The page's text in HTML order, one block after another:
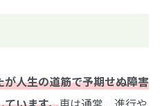
人生の道筋で予期せぬ障害